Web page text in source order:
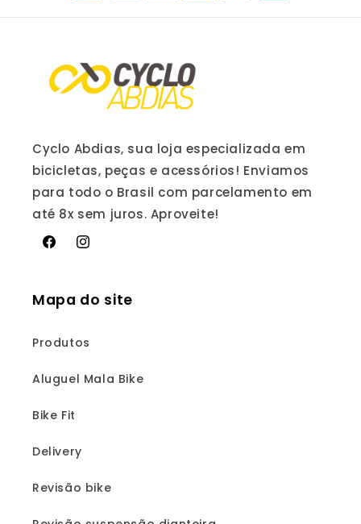
Cyclo Abdias, sua loja especializada em
bicicletas, peças e acessórios! Enviamos
para todo o Brasil com parcelamento em
até 8x sem juros. Aproveite!
FacebookInstagram
Mapa do site
Produtos
Aluguel Mala Bike
Bike Fit
Delivery
Revisão bike